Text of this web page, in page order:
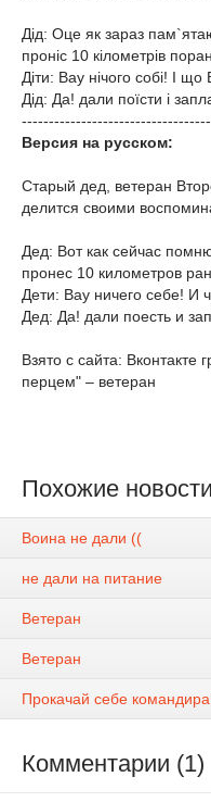
Дід: Оце як зараз
проніс 10 кілометрів
Діти: Вау нічого собі! І
Дід: Да! дали поїсти і
Версия на русском:
Старый дед, ветеран
делится своими
Дед: Вот как сейчас
пронес 10 километров
Дети: Вау ничего себе! И
Дед: Да! дали поесть и
Взято с сайта: Вконтакте
перцем" – ветеран
Похожие новости
Воина не дали ((
не дали на питание
Ветеран
Ветеран
Прокачай себе
Комментарии (1)